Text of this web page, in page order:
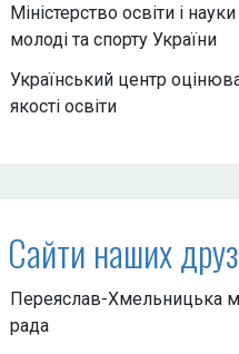
Міністерство освіти і науки
молоді та спорту України
Український центр
якості освіти
Сайти наших
Переяслав-Хмельницька
рада